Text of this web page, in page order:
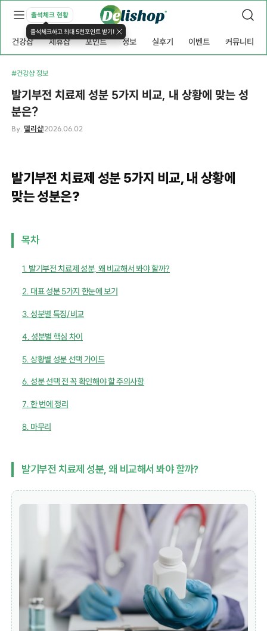
출석체크 현황
출석체크하고 최대 5천포인트 받기!
건강샵 제휴샵 포인트 정보 실후기 이벤트 커뮤니티
#건강샵 정보
발기부전 치료제 성분 5가지 비교, 내 상황에 맞는 성
분은?
By. 델리샵2026.06.02
발기부전 치료제 성분 5가지 비교, 내 상황에
맞는 성분은?
목차
1. 발기부전 치료제 성분, 왜 비교해서 봐야 할까?
2. 대표 성분 5가지 한눈에 보기
3. 성분별 특징/비교
4. 성분별 핵심 차이
5. 상황별 성분 선택 가이드
6. 성분 선택 전 꼭 확인해야 할 주의사항
7. 한 번에 정리
8. 마무리
발기부전 치료제 성분, 왜 비교해서 봐야 할까?